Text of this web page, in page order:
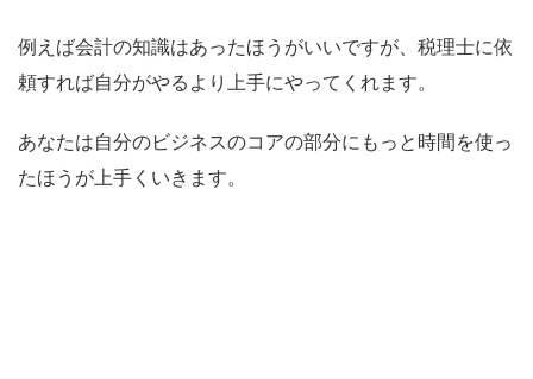
例えば会計の知識はあったほうがいいですが、税理士に依
頼すれば自分がやるより上手にやってくれます。
あなたは自分のビジネスのコアの部分にもっと時間を使っ
たほうが上手くいきます。